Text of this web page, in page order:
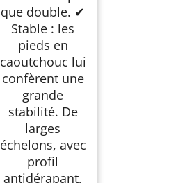
que double. ✔
Stable : les
pieds en
caoutchouc lui
confèrent une
grande
stabilité. De
larges
échelons, avec
profil
antidérapant,